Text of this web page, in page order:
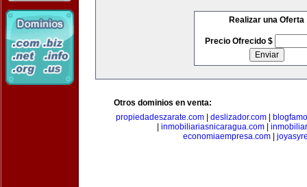
Realizar una Oferta
Precio Ofrecido $
Otros dominios en venta:
propiedadeszarate.com| deslizador.com|
inmobiliariasnicaragua.com
economiaempresa.com|